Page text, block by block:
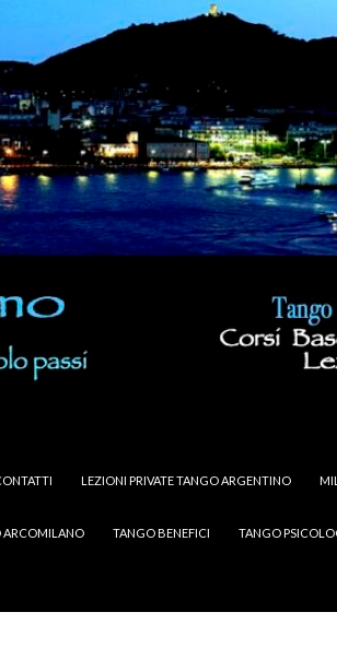
LEZIONI PRIVATE TANGO ARGENTINO
ARCOMILANO TANGO BENEFICI TANGO